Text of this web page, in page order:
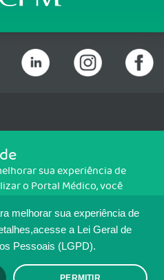
melhorar sua experiência de
a Lei Geral de
Pessoais (LGPD).
PERMITIR
Brasília/DF - CEP: 70200-760 -
DE
sua experiência de
o Portal Médico, você
como isso é feito, acesse
concorda, clique em ACEITO.